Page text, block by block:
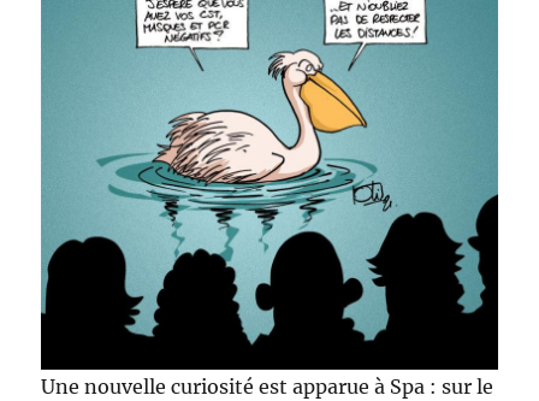
Une nouvelle curiosité est apparue à Spa : sur le